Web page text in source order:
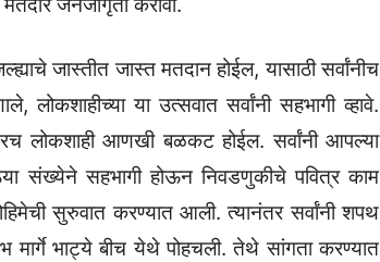
जास्तीत जास्त मतदान होईल, यासाठी सर्वांनीच
लोकशाहीच्या या उत्सवात सर्वांनी सहभागी व्हावे.
लोकशाही आणखी बळकट होईल. सर्वांनी आपल्या
संख्येने सहभागी होऊन निवडणुकीचे पवित्र काम
सुरुवात करण्यात आली. त्यानंतर सर्वांनी शपथ
भाट्ये बीच येथे पोहचली. तेथे सांगता करण्यात